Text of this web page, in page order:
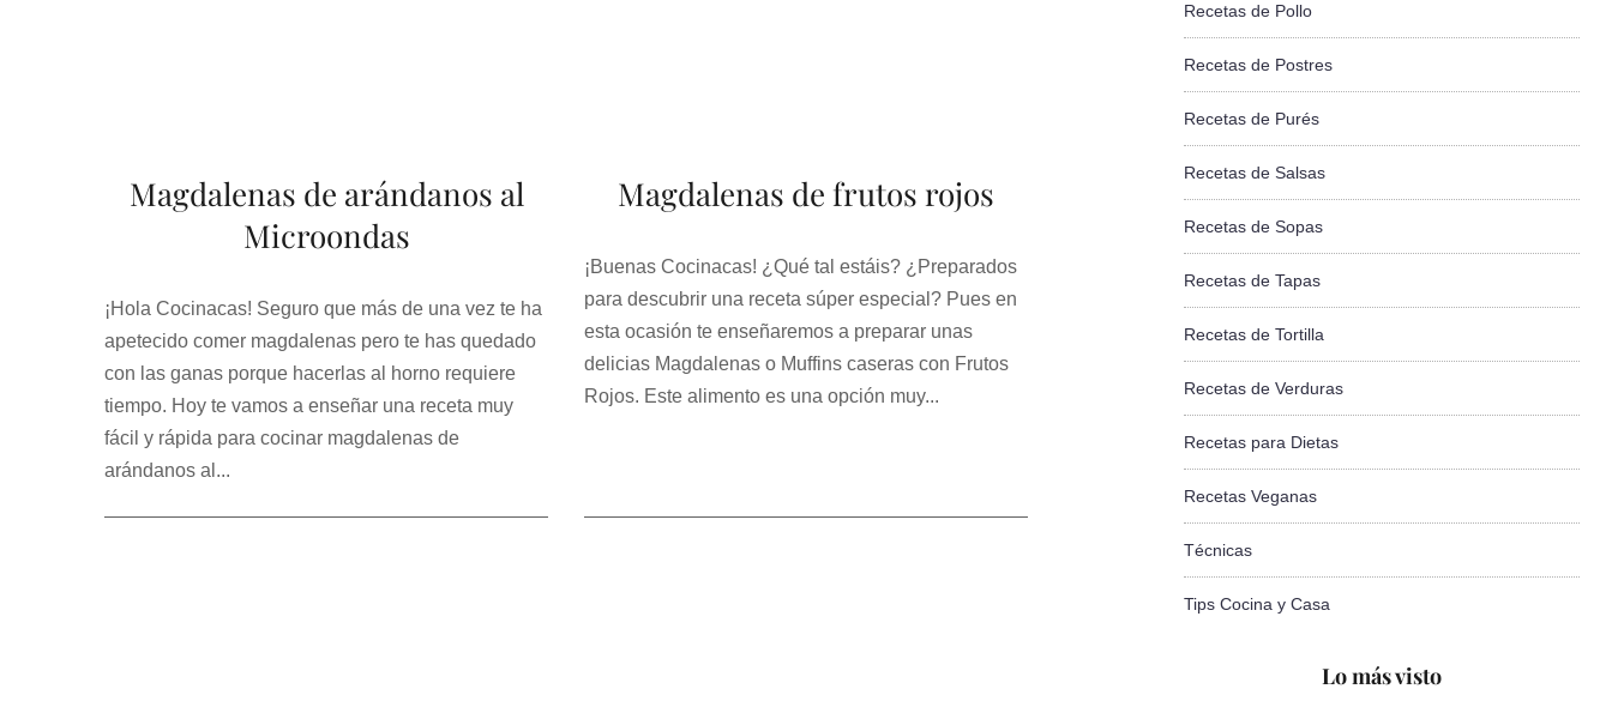
Magdalenas de arándanos al
Microondas
¡Hola Cocinacas! Seguro que más de una vez te ha
apetecido comer magdalenas pero te has quedado
con las ganas porque hacerlas al horno requiere
tiempo. Hoy te vamos a enseñar una receta muy
fácil y rápida para cocinar magdalenas de
arándanos al...
Magdalenas de frutos rojos
¡Buenas Cocinacas! ¿Qué tal estáis? ¿Preparados
para descubrir una receta súper especial? Pues en
esta ocasión te enseñaremos a preparar unas
delicias Magdalenas o Muffins caseras con Frutos
Rojos. Este alimento es una opción muy...
Recetas de Pollo
Recetas de Postres
Recetas de Purés
Recetas de Salsas
Recetas de Sopas
Recetas de Tapas
Recetas de Tortilla
Recetas de Verduras
Recetas para Dietas
Recetas Veganas
Técnicas
Tips Cocina y Casa
Lo más visto